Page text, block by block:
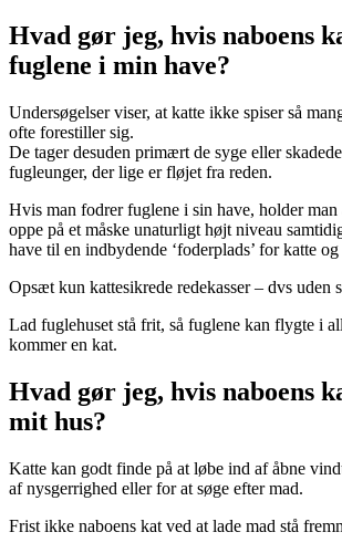
Hvad gør jeg, hvis naboens
fuglene i min have?
Undersøgelser viser, at katte ikke spiser så
ofte forestiller sig.
De tager desuden primært de syge eller
fugleunger, der lige er fløjet fra reden.
Hvis man fodrer fuglene i sin have, holder
oppe på et måske unaturligt højt niveau
have til en indbydende ‘foderplads’ for katte
Opsæt kun kattesikrede redekasser – dvs uden
Lad fuglehuset stå frit, så fuglene kan flygte i
kommer en kat.
Hvad gør jeg, hvis naboens
mit hus?
Katte kan godt finde på at løbe ind af åbne
af nysgerrighed eller for at søge efter mad.
Frist ikke naboens kat ved at lade mad stå